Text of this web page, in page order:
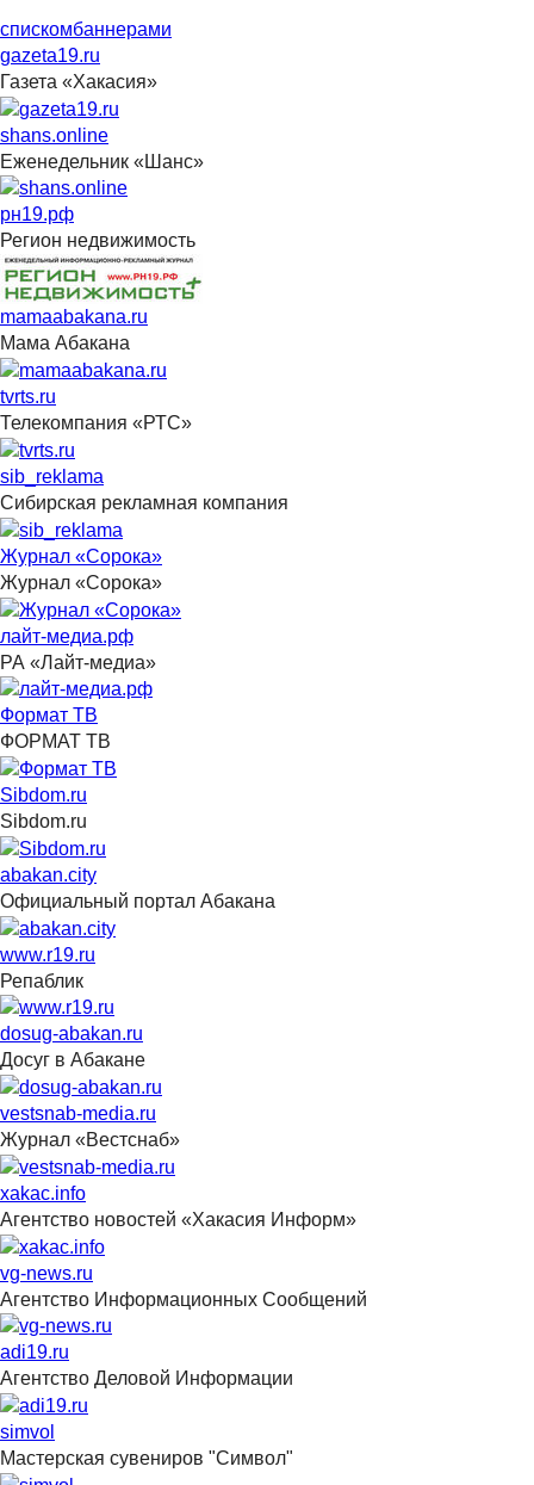
спискомбаннерами
gazeta19.ru
Газета «Хакасия»
shans.online
Еженедельник «Шанс»
рн19.рф
Регион недвижимость
mamaabakana.ru
Мама Абакана
tvrts.ru
Телекомпания «РТС»
sib_reklama
Сибирская рекламная компания
Журнал «Сорока»
Журнал «Сорока»
лайт-медиа.рф
РА «Лайт-медиа»
Формат ТВ
ФОРМАТ ТВ
Sibdom.ru
Sibdom.ru
abakan.city
Официальный портал Абакана
www.r19.ru
Репаблик
dosug-abakan.ru
Досуг в Абакане
vestsnab-media.ru
Журнал «Вестснаб»
xakac.info
Агентство новостей «Хакасия Информ»
vg-news.ru
Агентство Информационных Сообщений
adi19.ru
Агентство Деловой Информации
simvol
Мастерская сувениров "Символ"